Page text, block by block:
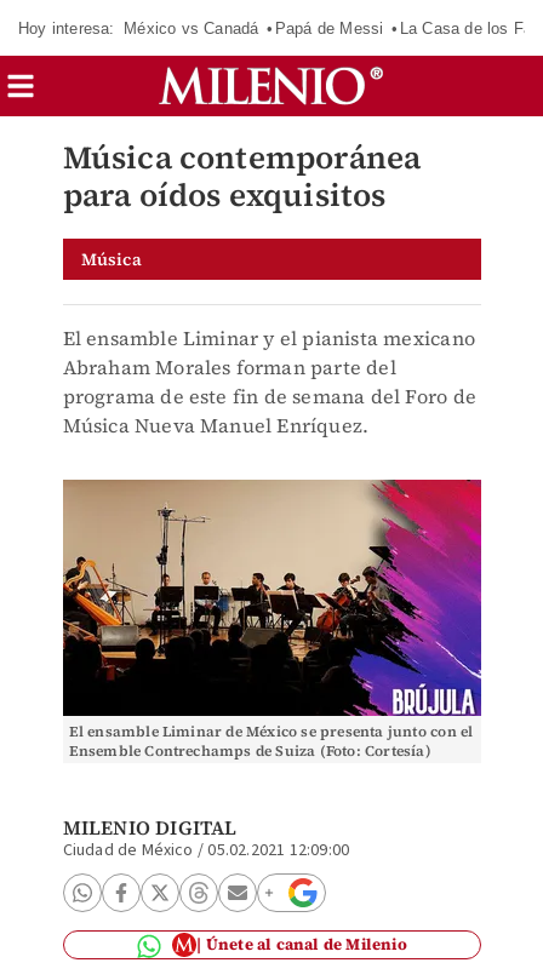
Hoy interesa: México vs Canadá Papá de Messi La Casa de los
Música contemporánea
para oídos exquisitos
Música
El ensamble Liminar y el pianista mexicano
Abraham Morales forman parte del
programa de este fin de semana del Foro de
Música Nueva Manuel Enríquez.
El ensamble Liminar de México se presenta junto con el
Ensemble Contrechamps de Suiza (Foto: Cortesía)
MILENIO DIGITAL
Ciudad de México /05.02.2021 12:09:00
Únete al canal de Milenio